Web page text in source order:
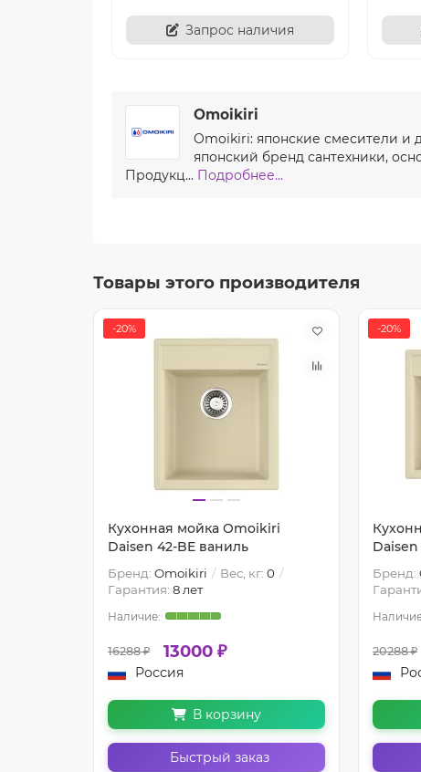
Запрос наличия
Omoikiri
Omoikiri: японские смесители и
японский бренд сантехники,
Продукц... Подробнее...
Товары этого производителя
-20%
Кухонная мойка Omoikiri
Daisen 42-BE ваниль
Бренд: Omoikiri Вес, кг: 0
Гарантия: 8 лет
16288 ₽ 13000 ₽
Россия
В корзину
Быстрый заказ
-20%
Бренд:
20288 ₽